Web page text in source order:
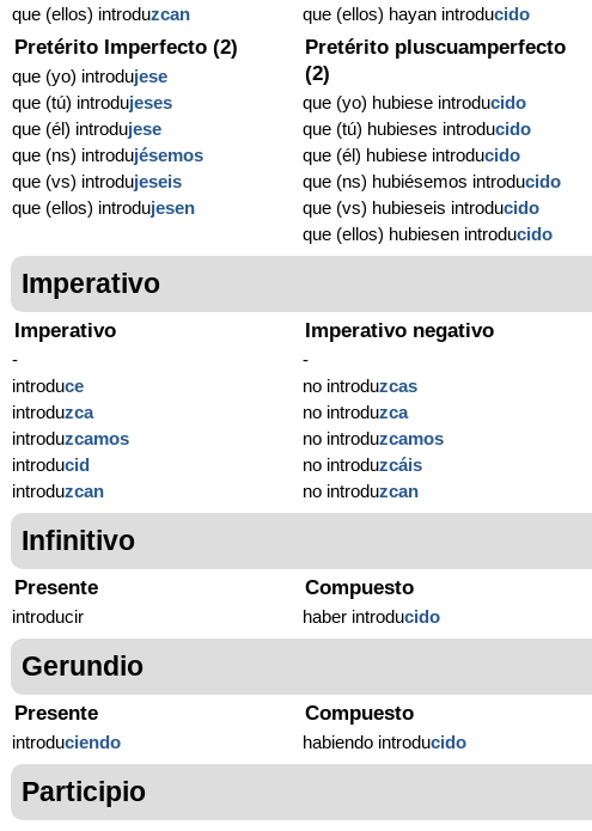
que (ellos) introduzcan
que (ellos) hayan introducido
Pretérito Imperfecto (2)
que (yo) introdujese
que (tú) introdujeses
que (él) introdujese
que (ns) introdujésemos
que (vs) introdujeseis
que (ellos) introdujesen
Pretérito pluscuamperfecto
(2)
que (yo) hubiese introducido
que (tú) hubieses introducido
que (él) hubiese introducido
que (ns) hubiésemos introducido
que (vs) hubieseis introducido
que (ellos) hubiesen introducido
Imperativo
Imperativo
-
introduce
introduzca
introduzcamos
introducid
introduzcan
Imperativo negativo
-
no introduzcas
no introduzca
no introduzcamos
no introduzcáis
no introduzcan
Infinitivo
Presente
introducir
Compuesto
haber introducido
Gerundio
Presente
introduciendo
Compuesto
habiendo introducido
Participio